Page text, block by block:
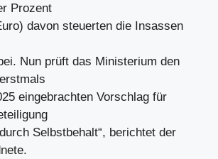
Prozent
davon steuerten die Insassen
Nun prüft das Ministerium den
eingebrachten Vorschlag für
Selbstbehalt“, berichtet der